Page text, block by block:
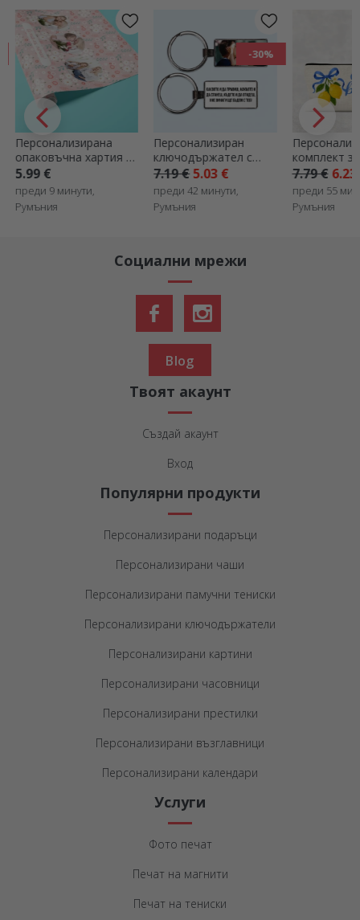
Персонализирана
опаковъчна хартия за
подаръци с 3 снимки
и текст - Пролетни
цветя
5.99 €
преди 9 минути,
Румъния
-30%
Персонализиран
ключодържател с
снимка и послание
7.19 €5.03 €
преди 42 минути,
Румъния
комплект
надпис -
7.79 €6.23
преди 55
Румъния
Социални мрежи
Blog
Твоят акаунт
Създай акаунт
Вход
Популярни продукти
Персонализирани подаръци
Персонализирани чаши
Персонализирани памучни тениски
Персонализирани ключодържатели
Персонализирани картини
Персонализирани часовници
Персонализирани престилки
Персонализирани възглавници
Персонализирани календари
Услуги
Фото печат
Печат на магнити
Печат на тениски